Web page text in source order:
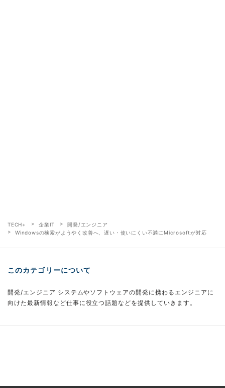
TECH+ 企業IT
開発/エンジニア
Windowsの検索がようやく改善へ、遅い・使いにくい不満にMicrosoftが対応
このカテゴリーについて
開発/エンジニア システムやソフトウェアの開発に携わるエンジニアに
向けた最新情報など仕事に役立つ話題などを提供していきます。